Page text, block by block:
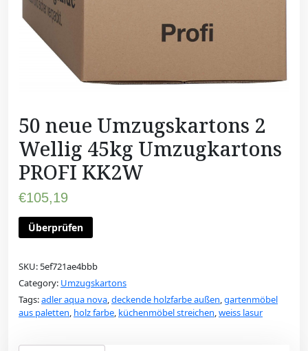
50 neue Umzugskartons 2
Wellig 45kg Umzugkartons
PROFI KK2W
€105,19
Überprüfen
SKU: 5ef721ae4bbb
Category: Umzugskartons
Tags:adler aqua nova,deckende holzfarbe außen,gartenmöbel
aus paletten, holz farbe, küchenmöbel streichen,weiss lasur